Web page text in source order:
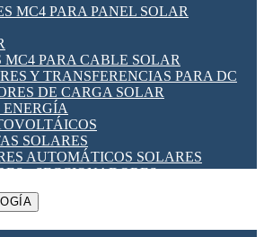
MC4 PARA PANEL SOLAR
MC4 PARA CABLE SOLAR
Y TRANSFERENCIAS PARA DC
DE CARGA SOLAR
SOLARES
AUTOMÁTICOS SOLARES
- SECCIONADORES
SOLAR